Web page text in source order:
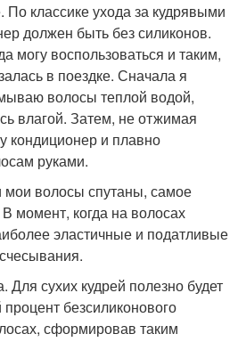
классике ухода за кудрявыми
должен быть без силиконов.
могу воспользоваться и таким,
в поездке. Сначала я
волосы теплой водой,
влагой. Затем, не отжимая
кондиционер и плавно
руками.
волосы спутаны, самое
момент, когда на волосах
эластичные и податливые
Для сухих кудрей полезно будет
безсиликонового
сформировав таким